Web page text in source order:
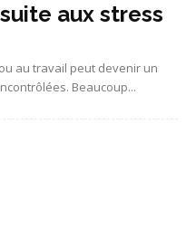
aux stress
au travail peut devenir un
Beaucoup...